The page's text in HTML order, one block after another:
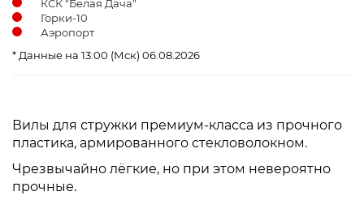
КСК "Белая Дача"
Горки-10
Аэропорт
* Данные на 13:00 (Мск) 06.08.2026
Вилы для стружки премиум-класса из прочного
пластика, армированного стекловолокном.
Чрезвычайно лёгкие, но при этом невероятно
прочные.